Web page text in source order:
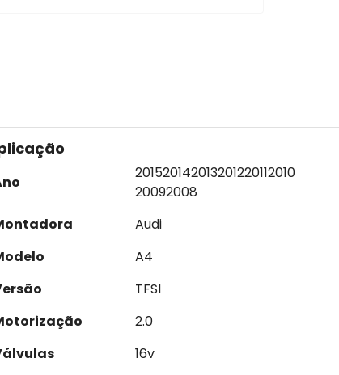
201520142013201220112010
20092008
Audi
A4
TFSI
2.0
16v